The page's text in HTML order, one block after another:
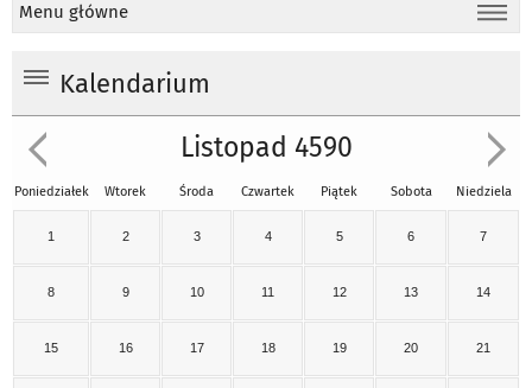
Menu główne
Kalendarium
Listopad 4590
Poniedziałek Wtorek Środa Czwartek Piątek Sobota Niedziela
1 2 3 4 5 6 7
8 9 10 11 12 13 14
15 16 17 18 19 20 21